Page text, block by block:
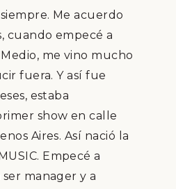
Me acuerdo
cuando empecéa
me vino mucho
fuera. Y asífue
estaba
show en calle
Aires. Así nació la
Empecéa
manager y a